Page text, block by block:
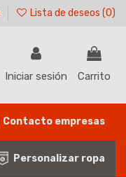
Lista de deseos (0)
Iniciar sesión Carrito
Contacto empresas
Personalizar ropa